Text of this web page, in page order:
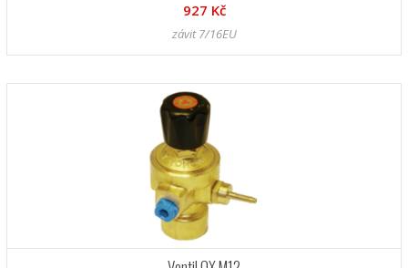
927 Kč
závit 7/16EU